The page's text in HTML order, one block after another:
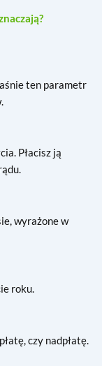
ten parametr
Płacisz ją
wyrażone w
roku.
czy nadpłatę.